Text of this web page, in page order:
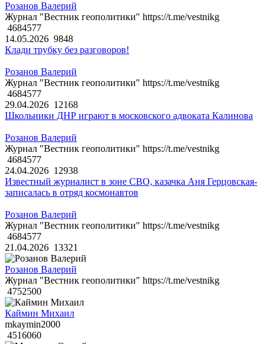
Розанов Валерий
Журнал "Вестник геополитики" https://t.me/vestnikg
4684577
14.05.2026 9848
Клади трубку без разговоров!
Розанов Валерий
Журнал "Вестник геополитики" https://t.me/vestnikg
4684577
29.04.2026 12168
Школьники ДНР играют в московского адвоката Калинова
Розанов Валерий
Журнал "Вестник геополитики" https://t.me/vestnikg
4684577
24.04.2026 12938
Известный журналист в зоне СВО, казачка Аня Герцовская-
записалась в отряд космонавтов
Розанов Валерий
Журнал "Вестник геополитики" https://t.me/vestnikg
4684577
21.04.2026 13321
Розанов Валерий
Журнал "Вестник геополитики" https://t.me/vestnikg
4752500
Каймин Михаил
mkaymin2000
4516060